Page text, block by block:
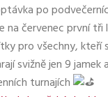
po
na červenec první tři
pro všechny, kteří
svižně jen 9 jamek
turnajích